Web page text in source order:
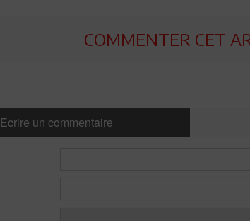
COMMENTER CET
Ecrire un commentaire